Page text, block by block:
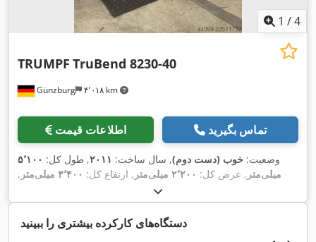
1 /4
Günzburg ۴٬۰۱۸ km
TRUMPF TruBend 8230-40
اطلاعات قیمت تماس بگیرید
وضعیت: خوب (دست دوم), سال ساخت: ۲۰۱۱, طول کل: ۵٬۱۰۰
میلی‌متر , عرض کل: ۲٬۲۰۰ میلی‌متر , ارتفاع کل: ۳٬۴۰۰ میلی‌متر
,
دستگاه‌های کارکرده بیشتری را ببینید